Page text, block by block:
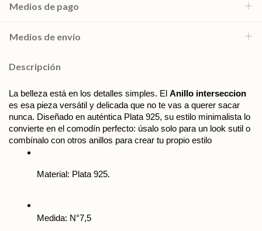
Medios de pago
Medios de envío
Descripción
La belleza está en los detalles simples. El Anillo interseccion
es esa pieza versátil y delicada que no te vas a querer sacar
nunca. Diseñado en auténtica Plata 925, su estilo minimalista lo
convierte en el comodín perfecto: úsalo solo para un look sutil o
combínalo con otros anillos para crear tu propio estilo
Material: Plata 925.
Medida: N°7,5